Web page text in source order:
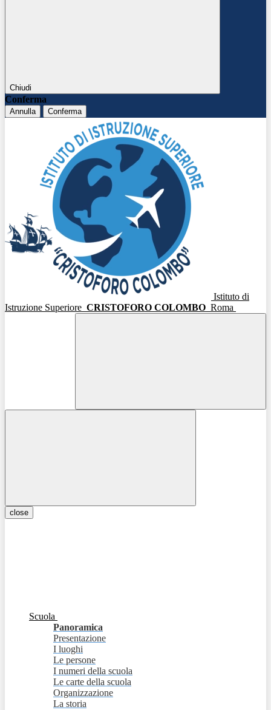
Chiudi
Conferma
Annulla Conferma
Istituto di
Istruzione Superiore CRISTOFORO COLOMBO Roma
close
Scuola
Panoramica
Presentazione
I luoghi
Le persone
I numeri della scuola
Le carte della scuola
Organizzazione
La storia